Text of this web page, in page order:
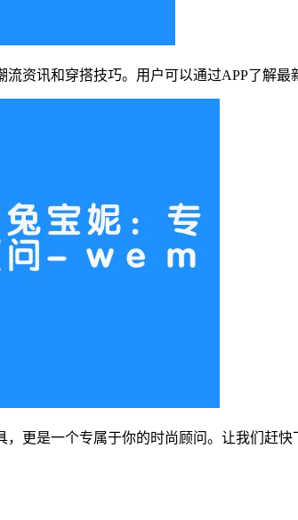
资讯和穿搭技巧。用户可以通过APP了解
更是一个专属于你的时尚顾问。让我们赶